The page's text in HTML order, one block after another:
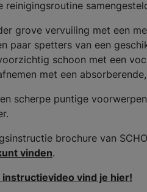
reinigingsroutine
grove vervuiling met een
paar spetters van een
schoon met een
met een
scherpe puntige
brochure van
vinden.
instructievideo vind je hier!